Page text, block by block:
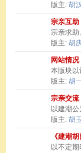
版主: 胡
宗亲互助
宗亲求助
版主: 胡
网站情况
本版块以
版主: 胡
宗亲交流
以建潮
版主: 胡
《建潮
以不定